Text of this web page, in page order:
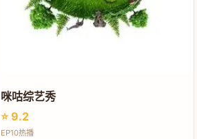
咪咕综艺秀
⭐ 9.2
EP10热播